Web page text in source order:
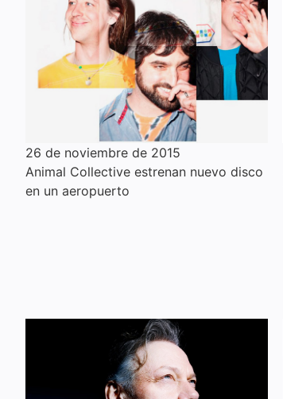
26 de noviembre de 2015
Animal Collective estrenan nuevo disco
en un aeropuerto